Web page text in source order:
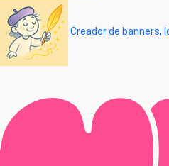
Creador de banners,